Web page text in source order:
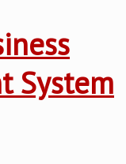
System